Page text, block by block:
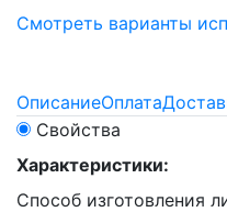
Смотреть варианты
ОписаниеОплата
Свойства
Характеристики:
Способ изготовления